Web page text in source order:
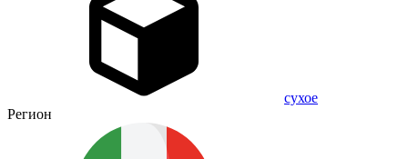
сухое
Регион